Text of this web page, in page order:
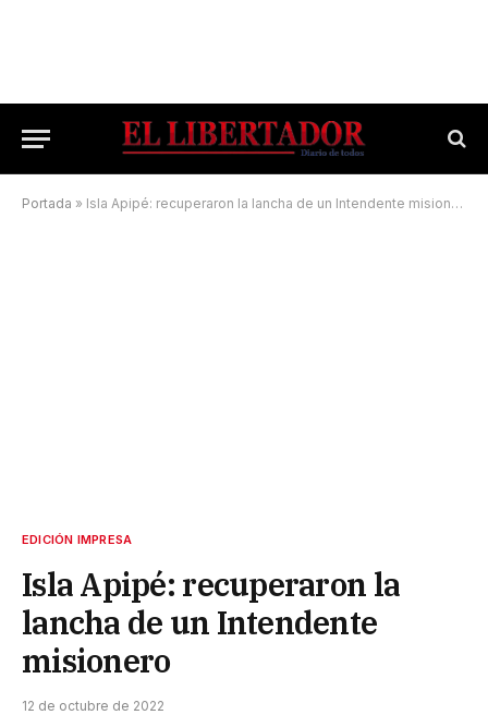
Portada » Isla Apipé: recuperaron la lancha de un Intendente misionero
EDICIÓN IMPRESA
Isla Apipé: recuperaron la
lancha de un Intendente
misionero
12 de octubre de 2022